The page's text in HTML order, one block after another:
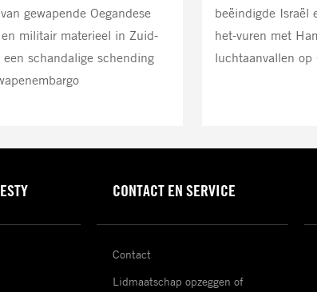
gewapende Oegandese
militair materieel in Zuid-
een schandalige schending
beëindigde Israël
het-vuren met
luchtaanvallen op
CONTACT EN SERVICE
Contact
Lidmaatschap opzeggen of